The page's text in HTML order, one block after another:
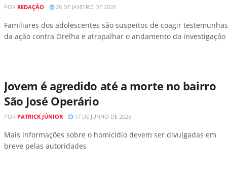
POR REDAÇÃO 28 DE JANEIRO DE 2026
Familiares dos adolescentes são suspeitos de coagir testemunhas
da ação contra Orelha e atrapalhar o andamento da investigação
Jovem é agredido até a morte no bairro
São José Operário
POR PATRICK JÚNIOR 17 DE JUNHO DE 2025
Mais informações sobre o homicídio devem ser divulgadas em
breve pelas autoridades